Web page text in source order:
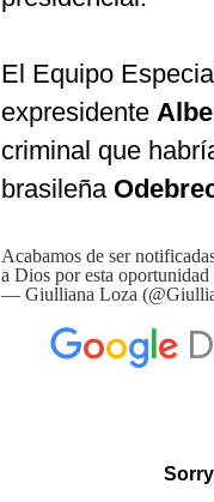
El Equipo
expresidente
criminal que
brasileña
Acabamos de ser
a Dios por esta
— Giulliana Loza